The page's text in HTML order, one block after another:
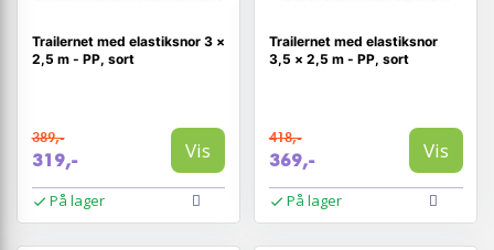
Trailernet med elastiksnor 3 ×
2,5 m - PP, sort
389,-
319,- Vis
På lager
Trailernet med elastiksnor
3,5 × 2,5 m - PP, sort
418,-
369,- Vis
På lager